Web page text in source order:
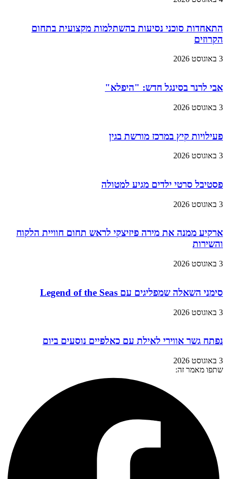
התאחדות סוכני נסיעות בהשתלמות מקצועית בתחום
הקרוזים
3 באוגוסט 2026
אבי לרנר בסינגל חדש: "היפלא"
3 באוגוסט 2026
פעילויות קיץ במרכז מורשת בגין
3 באוגוסט 2026
פסטיבל סרטי ילדים מגיע למטולה
3 באוגוסט 2026
ארקיע ממנה את מירה פיזיצקי לראש תחום חוויית הלקוח
והשירות
3 באוגוסט 2026
סימני השאלה שמפליגים עם Legend of the Seas
3 באוגוסט 2026
נפתח גשר אווירי לאילת עם כאלפיים נוסעים ביום
3 באוגוסט 2026
שתפו מאמר זה: